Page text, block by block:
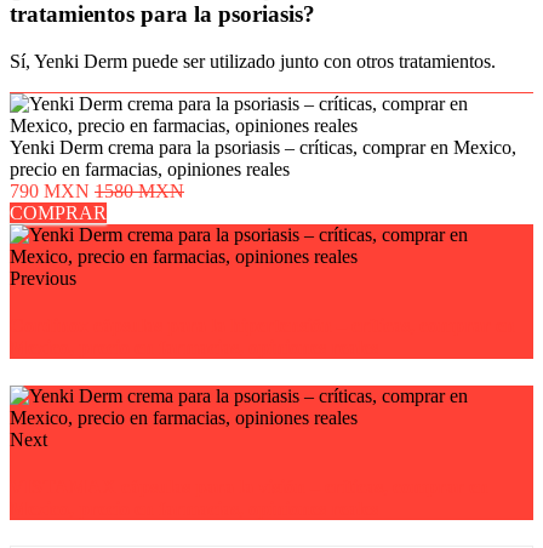
tratamientos para la psoriasis?
Sí, Yenki Derm puede ser utilizado junto con otros tratamientos.
Yenki Derm crema para la psoriasis – críticas, comprar en Mexico,
precio en farmacias, opiniones reales
790 MXN 1580 MXN
COMPRAR
Previous
Next